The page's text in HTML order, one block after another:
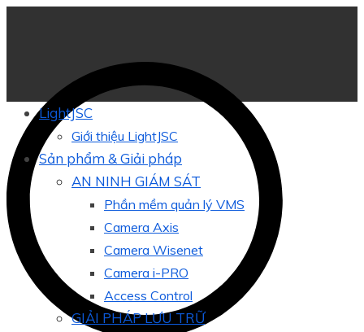
LightJSC
Giới thiệu LightJSC
Sản phẩm & Giải pháp
AN NINH GIÁM SÁT
Phần mềm quản lý VMS
Camera Axis
Camera Wisenet
Camera i-PRO
Access Control
GIẢI PHÁP LƯU TRỮ